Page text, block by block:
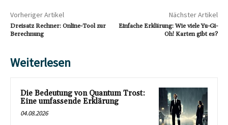
Vorheriger Artikel
Dreisatz Rechner: Online-Tool zur
Berechnung
Nächster Artikel
Einfache Erklärung: Wie viele Yu-Gi-
Oh! Karten gibt es?
Weiterlesen
Die Bedeutung von Quantum Trost:
Eine umfassende Erklärung
04.08.2026